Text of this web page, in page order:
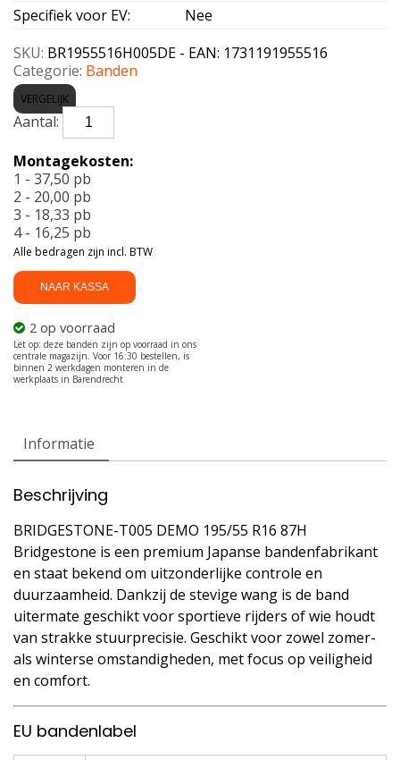
Specifiek voor EV:
Nee
SKU: BR1955516H005DE - EAN: 1731191955516
Categorie: Banden
VERGELIJK
BRIDGESTONE-
T005
195/55
R16
87H
aantal
NAAR KASSA
2 op voorraad
Montagekosten:
1 - 37,50 pb
2 - 20,00 pb
3 - 18,33 pb
4 - 16,25 pb
Alle bedragen zijn incl. BTW
Informatie
Beschrijving
BRIDGESTONE-T005 DEMO 195/55 R16 87H
Bridgestone is een premium Japanse bandenfabrikant
en staat bekend om uitzonderlijke controle en
duurzaamheid. Dankzij de stevige wang is de band
uitermate geschikt voor sportieve rijders of wie houdt
van strakke stuurprecisie. Geschikt voor zowel zomer-
als winterse omstandigheden, met focus op veiligheid
en comfort.
EU bandenlabel